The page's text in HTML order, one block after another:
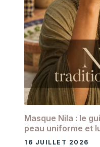
Masque Nila : le
peau uniforme et
16 JUILLET 2026